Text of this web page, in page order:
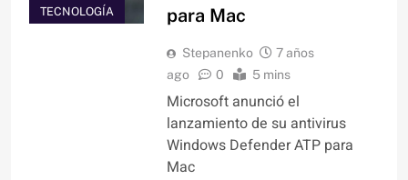
TECNOLOGÍA
para Mac
Stepanenko
7 años
ago
0 5 mins
Microsoft anunció el
lanzamiento de su antivirus
Windows Defender ATP para
Mac